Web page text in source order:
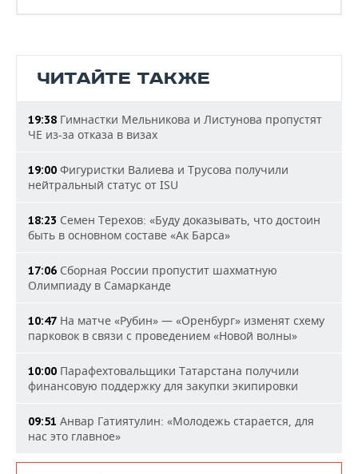
ЧИТАЙТЕ ТАКЖЕ
19:38 Гимнастки Мельникова и Листунова пропустят
ЧЕ из-за отказа в визах
19:00 Фигуристки Валиева и Трусова получили
нейтральный статус от ISU
18:23 Семен Терехов: «Буду доказывать, что достоин
быть в основном составе «Ак Барса»
17:06 Сборная России пропустит шахматную
Олимпиаду в Самарканде
10:47 На матче «Рубин» — «Оренбург» изменят схему
парковок в связи с проведением «Новой волны»
10:00 Парафехтовальщики Татарстана получили
финансовую поддержку для закупки экипировки
09:51 Анвар Гатиятулин: «Молодежь старается, для
нас это главное»